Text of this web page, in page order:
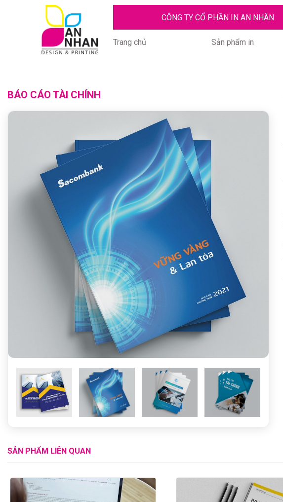
CÔNG TY CỔ PHẦN IN AN NHÂN
Trang chủ Sản phẩm in
BÁO CÁO TÀI CHÍNH
Previous
SẢN PHẨM LIÊN QUAN